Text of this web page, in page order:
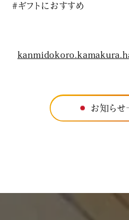
#ギフトにおすすめ
お知らせ